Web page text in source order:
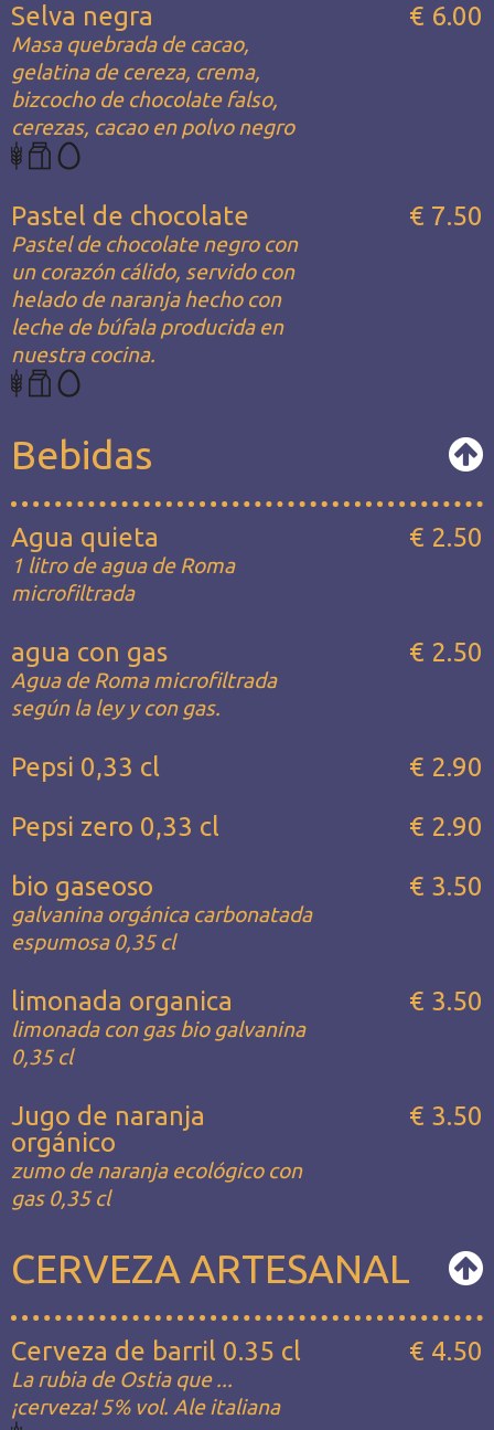
Selva negra
Masa quebrada de cacao,
gelatina de cereza, crema,
bizcocho de chocolate falso,
cerezas, cacao en polvo negro
€ 6.00
Pastel de chocolate
Pastel de chocolate negro con
un corazón cálido, servido con
helado de naranja hecho con
leche de búfala producida en
nuestra cocina.
€ 7.50
Bebidas
Agua quieta
1 litro de agua de Roma
microfiltrada
€ 2.50
agua con gas
Agua de Roma microfiltrada
según la ley y con gas.
€ 2.50
Pepsi 0,33 cl
€ 2.90
Pepsi zero 0,33 cl
€ 2.90
bio gaseoso
galvanina orgánica carbonatada
espumosa 0,35 cl
€ 3.50
limonada organica
limonada con gas bio galvanina
0,35 cl
€ 3.50
Jugo de naranja
orgánico
zumo de naranja ecológico con
gas 0,35 cl
€ 3.50
CERVEZA ARTESANAL
Cerveza de barril 0.35 cl
La rubia de Ostia que ...
¡cerveza! 5% vol. Ale italiana
€ 4.50